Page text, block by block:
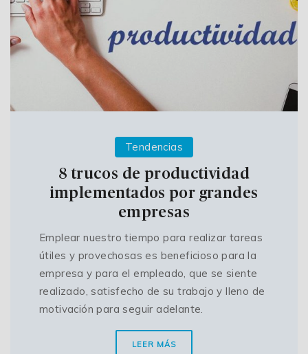
Tendencias
8 trucos de productividad
implementados por grandes
empresas
Emplear nuestro tiempo para realizar tareas
útiles y provechosas es beneficioso para la
empresa y para el empleado, que se siente
realizado, satisfecho de su trabajo y lleno de
motivación para seguir adelante.
LEER MÁS